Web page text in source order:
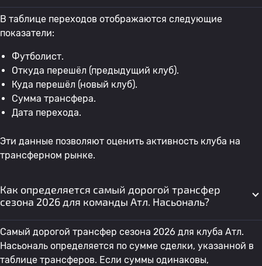
В таблице переходов отображаются следующие
показатели:
Футболист.
Откуда перешёл (предыдущий клуб).
Куда перешёл (новый клуб).
Сумма трансфера.
Дата перехода.
Эти данные позволяют оценить активность клуба на
трансферном рынке.
Как определяется самый дорогой трансфер
сезона 2026 для команды Атл. Насьональ?
Самый дорогой трансфер сезона 2026 для клуба Атл.
Насьональ определяется по сумме сделки, указанной в
таблице трансферов. Если суммы одинаковы,